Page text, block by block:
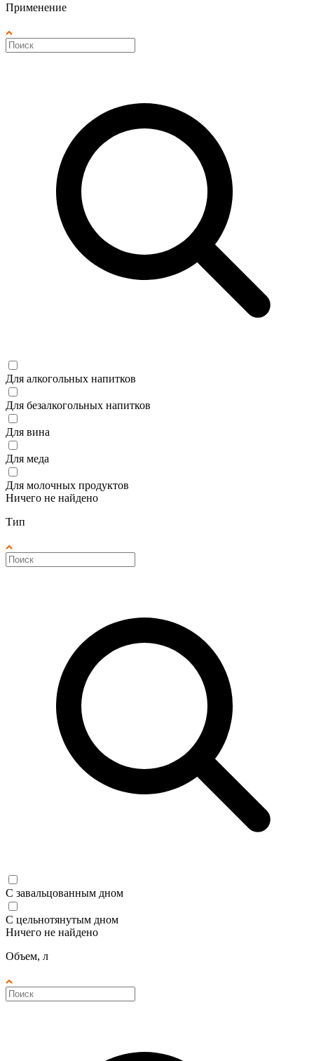
Применение
Для алкогольных напитков
Для безалкогольных напитков
Для вина
Для меда
Для молочных продуктов
Ничего не найдено
Тип
С завальцованным дном
С цельнотянутым дном
Ничего не найдено
Объем, л